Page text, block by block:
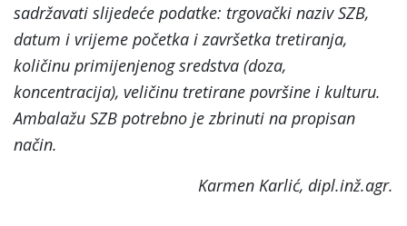
sadržavati slijedeće podatke: trgovački naziv SZB,
datum i vrijeme početka i završetka tretiranja,
količinu primijenjenog sredstva (doza,
koncentracija), veličinu tretirane površine i kulturu.
Ambalažu SZB potrebno je zbrinuti na propisan
način.
Karmen Karlić, dipl.inž.agr.